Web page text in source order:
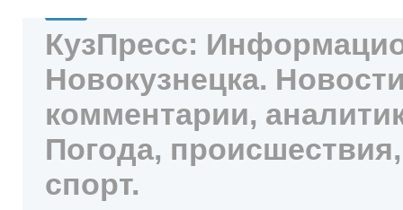
КузПресс:
Новокузнецка.
комментарии,
Погода,
спорт.